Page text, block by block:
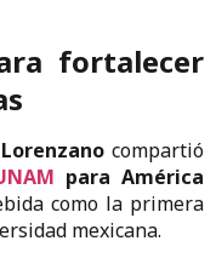
fortalecer
compartió
para América
como la primera
mexicana.